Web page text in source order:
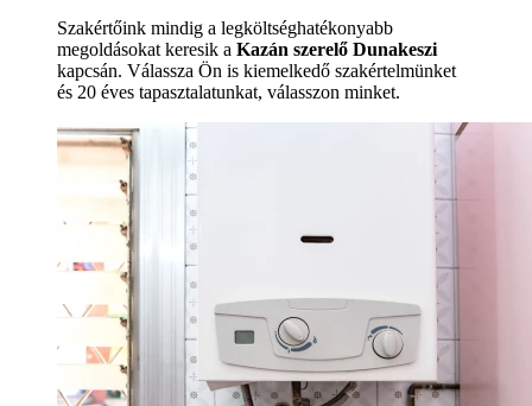
Szakértőink mindig a legköltséghatékonyabb
megoldásokat keresik a Kazán szerelő Dunakeszi
kapcsán. Válassza Ön is kiemelkedő szakértelmünket
és 20 éves tapasztalatunkat, válasszon minket.